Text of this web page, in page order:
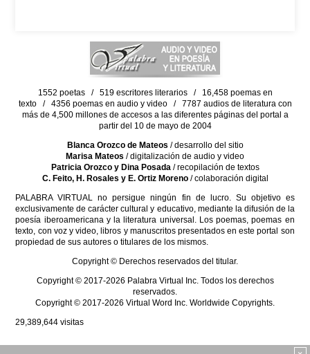
1552 poetas / 519 escritores literarios / 16,458 poemas en
texto / 4356 poemas en audio y video / 7787 audios de literatura con
más de 4,500 millones de accesos a las diferentes páginas del portal a
partir del 10 de mayo de 2004
Blanca Orozco de Mateos / desarrollo del sitio
Marisa Mateos / digitalización de audio y video
Patricia Orozco y Dina Posada/ recopilación de textos
C. Feito, H. Rosales y E. Ortiz Moreno/ colaboración digital
PALABRA VIRTUAL no persigue ningún fin de lucro. Su objetivo es
exclusivamente de carácter cultural y educativo, mediante la difusión de la
poesía iberoamericana y la literatura universal. Los poemas, poemas en
texto, con voz y video, libros y manuscritos presentados en este portal son
propiedad de sus autores o titulares de los mismos.
Copyright © Derechos reservados del titular.
Copyright © 2017-2026 Palabra Virtual Inc. Todos los derechos
reservados.
Copyright © 2017-2026 Virtual Word Inc. Worldwide Copyrights.
29,389,644 visitas